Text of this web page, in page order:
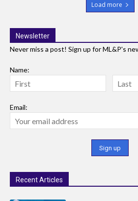
Load more
Newsletter
Never miss a post! Sign up for ML&P's
Name:
Email:
Recent Articles